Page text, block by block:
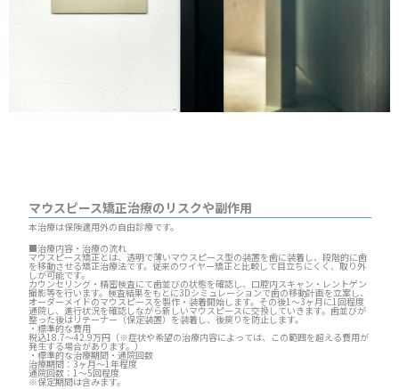
マウスピース矯正治療のリスクや副作用
本治療は保険適用外の自由診療です。
■治療内容・治療の流れ
マウスピース矯正とは、透明で薄いマウスピース型の装置を歯に装着し、段階的に歯
を移動させる矯正治療法です。従来のワイヤー矯正と比較して目立ちにくく、取り外
しが可能です。
カウンセリング・精密検査にて歯並びの状態を確認し、口腔内スキャン・レントゲン
撮影等を行います。検査結果をもとに3Dシミュレーションで歯の移動計画を立案し、
オーダーメイドのマウスピースを製作・装着開始します。その後1～3ヶ月に1回程度
通院し、進行状況を確認しながら新しいマウスピースに交換していきます。歯並びが
整った後はリテーナー（保定装置）を装着し、後戻りを防止します。
・標準的な費用
税込18.7～42.9万円（※症状や希望の治療内容によっては、この範囲を超える費用が
発生する場合があります。）
・標準的な治療期間・通院回数
治療期間：3ヶ月～1年程度
通院回数：1～5回程度
※保定期間は含みます。